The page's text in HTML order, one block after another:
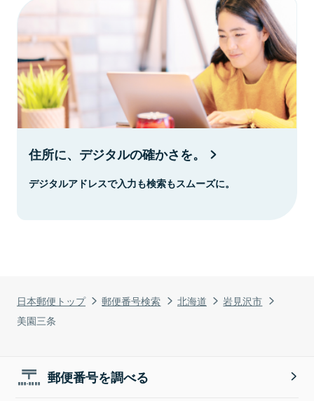
日本郵便トップ 郵便番号検索 北海道
岩見沢市
美園三条
住所に、デジタルの確かさを。
デジタルアドレスで入力も検索もスムーズに。
郵便番号を調べる